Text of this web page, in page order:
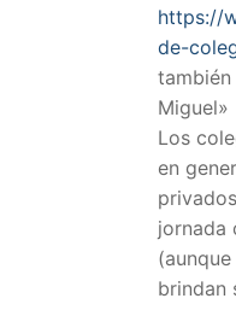
https://
de-
Miguel»
Los
en
jornada
brindan